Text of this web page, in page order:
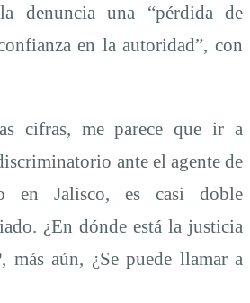
denuncia una “pérdida de
en la autoridad”, con
cifras, me parece que ir a
ante el agente de
en Jalisco, es casi doble
¿En dónde está la justicia
más aún, ¿Se puede llamar a